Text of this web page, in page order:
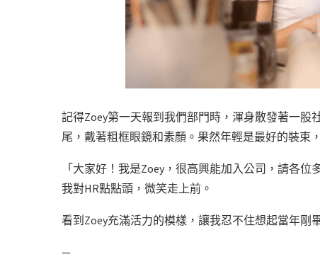
記得Zoey第一天報到我們部門時，渾身散發著一
尾，戴著粗框眼鏡和素顏。果然年輕是最好的裝束
「大家好！我是Zoey，很高興能加入公司，請各
我對HR點點頭，微笑走上前。
看到Zoey充滿活力的模樣，讓我忍不住想起當年剛
—